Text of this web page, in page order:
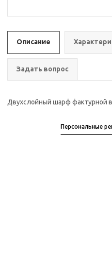
Описание
Задать вопрос
Двухслойный шарф фактурной
Персональные